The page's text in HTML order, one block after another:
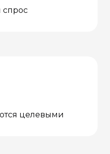
спрос
целевыми